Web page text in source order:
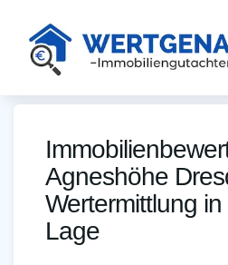
Agneshöhe
Wertermittlung
Lage